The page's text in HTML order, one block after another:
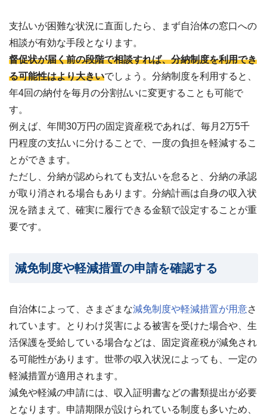
支払いが困難な状況に直面したら、まず自治体の窓口への
相談が有効な手段となります。
督促状が届く前の段階で相談すれば、分納制度を利用でき
る可能性はより大きいでしょう。分納制度を利用すると、
年4回の納付を毎月の分割払いに変更することも可能で
す。
例えば、年間30万円の固定資産税であれば、毎月2万5千
円程度の支払いに分けることで、一度の負担を軽減するこ
とができます。
ただし、分納が認められても支払いを怠ると、分納の承認
が取り消される場合もあります。分納計画は自身の収入状
況を踏まえて、確実に履行できる金額で設定することが重
要です。
減免制度や軽減措置の申請を確認する
自治体によって、さまざまな減免制度や軽減措置が用意さ
れています。とりわけ災害による被害を受けた場合や、生
活保護を受給している場合などは、固定資産税が減免され
る可能性があります。世帯の収入状況によっても、一定の
軽減措置が適用されます。
減免や軽減の申請には、収入証明書などの書類提出が必要
となります。申請期限が設けられている制度も多いため、